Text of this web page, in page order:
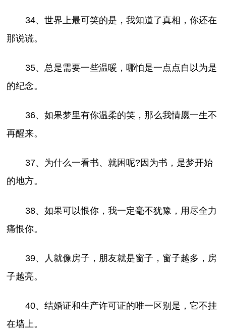
34、世界上最可笑的是，我知道了真相，你还在
那说谎。
35、总是需要一些温暖，哪怕是一点点自以为是
的纪念。
36、如果梦里有你温柔的笑，那么我情愿一生不
再醒来。
37、为什么一看书、就困呢?因为书，是梦开始
的地方。
38、如果可以恨你，我一定毫不犹豫，用尽全力
痛恨你。
39、人就像房子，朋友就是窗子，窗子越多，房
子越亮。
40、结婚证和生产许可证的唯一区别是，它不挂
在墙上。